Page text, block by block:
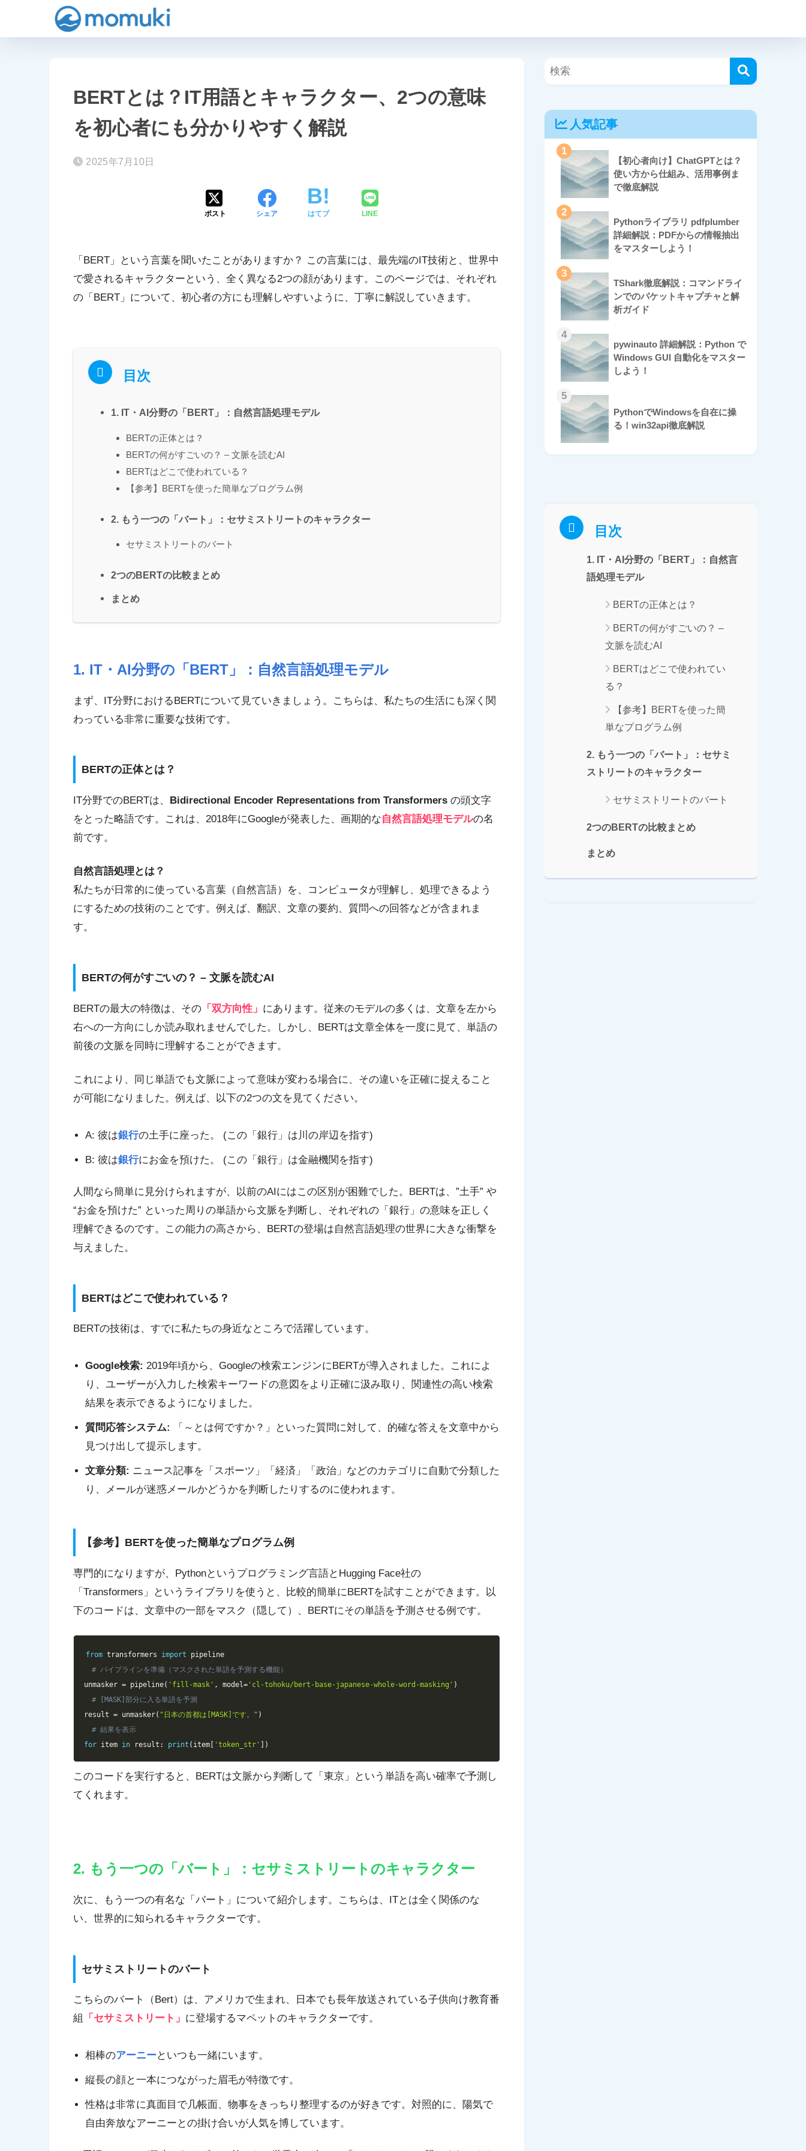
BERTとは？IT用語とキャラクター、2つの意味
を初心者にも分かりやすく解説
2025年7月10日
ポスト シェア はてブ LINE
「BERT」という言葉を聞いたことがありますか？ この言葉には、最先端のIT技術と、世界中
で愛されるキャラクターという、全く異なる2つの顔があります。このページでは、それぞれ
の「BERT」について、初心者の方にも理解しやすいように、丁寧に解説していきます。
目次
1. IT・AI分野の「BERT」：自然言語処理モデル
BERTの正体とは？
BERTの何がすごいの？ – 文脈を読むAI
BERTはどこで使われている？
【参考】BERTを使った簡単なプログラム例
2. もう一つの「バート」：セサミストリートのキャラクター
セサミストリートのバート
2つのBERTの比較まとめ
まとめ
1. IT・AI分野の「BERT」：自然言語処理モデル
まず、IT分野におけるBERTについて見ていきましょう。こちらは、私たちの生活にも深く関
わっている非常に重要な技術です。
BERTの正体とは？
IT分野でのBERTは、 Bidirectional Encoder Representations from Transformers の頭文字
をとった略語です。これは、2018年にGoogleが発表した、画期的な自然言語処理モデルの名
前です。
自然言語処理とは？
私たちが日常的に使っている言葉（自然言語）を、コンピュータが理解し、処理できるよう
にするための技術のことです。例えば、翻訳、文章の要約、質問への回答などが含まれま
す。
BERTの何がすごいの？ – 文脈を読むAI
BERTの最大の特徴は、その 「双方向性」 にあります。従来のモデルの多くは、文章を左から
右への一方向にしか読み取れませんでした。しかし、BERTは文章全体を一度に見て、単語の
前後の文脈を同時に理解することができます。
これにより、同じ単語でも文脈によって意味が変わる場合に、その違いを正確に捉えること
が可能になりました。例えば、以下の2つの文を見てください。
A: 彼は銀行の土手に座った。 (この「銀行」は川の岸辺を指す)
B: 彼は銀行にお金を預けた。 (この「銀行」は金融機関を指す)
人間なら簡単に見分けられますが、以前のAIにはこの区別が困難でした。BERTは、”土手” や
“お金を預けた” といった周りの単語から文脈を判断し、それぞれの「銀行」の意味を正しく
理解できるのです。この能力の高さから、BERTの登場は自然言語処理の世界に大きな衝撃を
与えました。
BERTはどこで使われている？
BERTの技術は、すでに私たちの身近なところで活躍しています。
Google検索: 2019年頃から、Googleの検索エンジンにBERTが導入されました。これによ
り、ユーザーが入力した検索キーワードの意図をより正確に汲み取り、関連性の高い検索
結果を表示できるようになりました。
質問応答システム:
「～とは何ですか？」といった質問に対して、的確な答えを文章中から
見つけ出して提示します。
文章分類: ニュース記事を「スポーツ」「経済」「政治」などのカテゴリに自動で分類した
り、メールが迷惑メールかどうかを判断したりするのに使われます。
【参考】BERTを使った簡単なプログラム例
専門的になりますが、Pythonというプログラミング言語とHugging Face社の
「Transformers」というライブラリを使うと、比較的簡単にBERTを試すことができます。以
下のコードは、文章中の一部をマスク（隠して）、BERTにその単語を予測させる例です。
from transformers import
pipeline
# パイプラインを準備（マスクされた単語を予測する機能）
unmasker = pipeline( 'fill-mask' , model= 'cl-tohoku/bert-base-japanese-whole-word-masking' )
# [MASK]部分に入る単語を予測
result = unmasker( "日本の首都は[MASK]です。" )
# 結果を表示
for item in result : print ( item [ 'token_str' ] )
このコードを実行すると、BERTは文脈から判断して「東京」という単語を高い確率で予測し
てくれます。
2. もう一つの「バート」：セサミストリートのキャラクター
次に、もう一つの有名な「バート」について紹介します。こちらは、ITとは全く関係のな
い、世界的に知られるキャラクターです。
セサミストリートのバート
こちらのバート（Bert）は、アメリカで生まれ、日本でも長年放送されている子供向け教育番
組
「セサミストリート」 に登場するマペットのキャラクターです。
相棒のアーニーといつも一緒にいます。
縦長の顔と一本につながった眉毛が特徴です。
性格は非常に真面目で几帳面、物事をきっちり整理するのが好きです。対照的に、陽気で
自由奔放なアーニーとの掛け合いが人気を博しています。
人気記事
1
【初心者向け】ChatGPTとは？
使い方から仕組み、活用事例ま
で徹底解説
2
Pythonライブラリ pdfplumber
詳細解説：PDFからの情報抽出
をマスターしよう！
3
TShark徹底解説：コマンドライ
ンでのパケットキャプチャと解
析ガイド
4
pywinauto 詳細解説：Python で
Windows GUI 自動化をマスター
しよう！
5
PythonでWindowsを自在に操
る！win32api徹底解説
目次
1. IT・AI分野の「BERT」：自然言
語処理モデル
BERTの正体とは？
BERTの何がすごいの？ –
文脈を読むAI
BERTはどこで使われてい
る？
【参考】BERTを使った簡
単なプログラム例
2. もう一つの「バート」：セサミ
ストリートのキャラクター
セサミストリートのバート
2つのBERTの比較まとめ
まとめ